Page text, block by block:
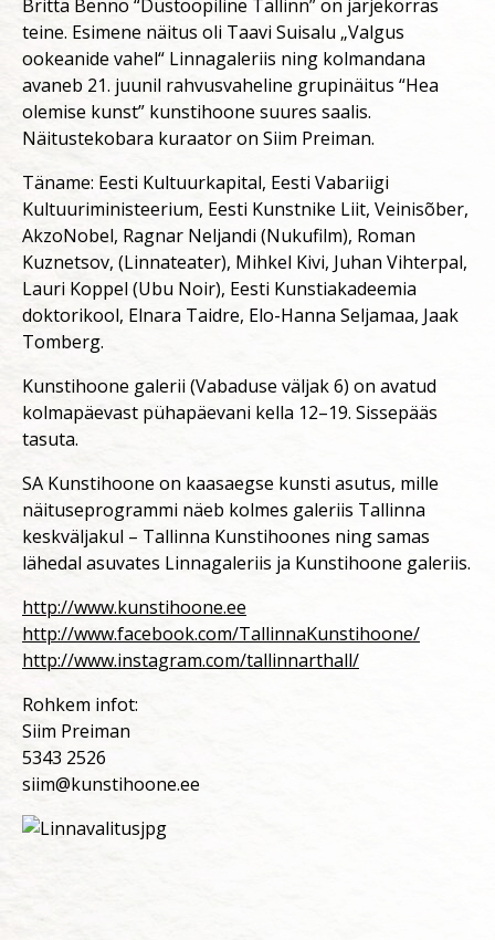
Britta Benno “Düstoopiline Tallinn” on järjekorras
teine. Esimene näitus oli Taavi Suisalu „Valgus
ookeanide vahel“ Linnagaleriis ning kolmandana
avaneb 21. juunil rahvusvaheline grupinäitus “Hea
olemise kunst” kunstihoone suures saalis.
Näitustekobara kuraator on Siim Preiman.
Täname: Eesti Kultuurkapital, Eesti Vabariigi
Kultuuriministeerium, Eesti Kunstnike Liit, Veinisõber,
AkzoNobel, Ragnar Neljandi (Nukufilm), Roman
Kuznetsov, (Linnateater), Mihkel Kivi, Juhan Vihterpal,
Lauri Koppel (Ubu Noir), Eesti Kunstiakadeemia
doktorikool, Elnara Taidre, Elo-Hanna Seljamaa, Jaak
Tomberg.
Kunstihoone galerii (Vabaduse väljak 6) on avatud
kolmapäevast pühapäevani kella 12–19. Sissepääs
tasuta.
SA Kunstihoone on kaasaegse kunsti asutus, mille
näituseprogrammi näeb kolmes galeriis Tallinna
keskväljakul – Tallinna Kunstihoones ning samas
lähedal asuvates Linnagaleriis ja Kunstihoone galeriis.
http://www.kunstihoone.ee
http://www.facebook.com/TallinnaKunstihoone/
http://www.instagram.com/tallinnarthall/
Rohkem infot:
Siim Preiman
5343 2526
siim@kunstihoone.ee